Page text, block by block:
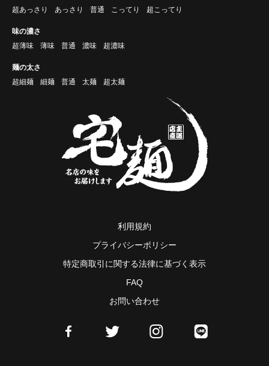
超あっさり
あっさり 普通 こってり 超こってり
味の濃さ
超薄味
薄味 普通 濃味 超濃味
麺の太さ
超細麺
細麺 普通 太麺 超太麺
利用規約
プライバシーポリシー
特定商取引に関する法律に基づく表示
FAQ
お問い合わせ